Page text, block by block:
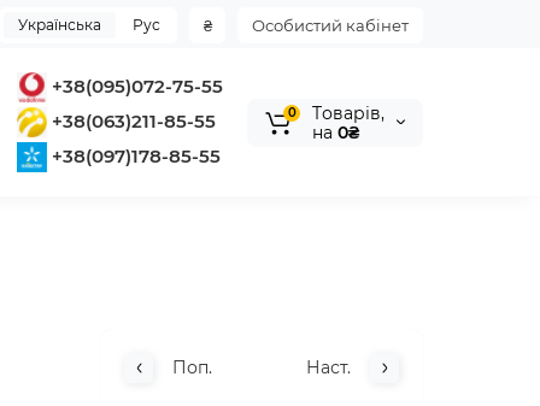
Особистий кабінет
₴
Українська Рус
+38(095)072-75-55
+38(063)211-85-55
+38(097)178-85-55
0
Tоварів,
на 0₴
Поп. Наст.